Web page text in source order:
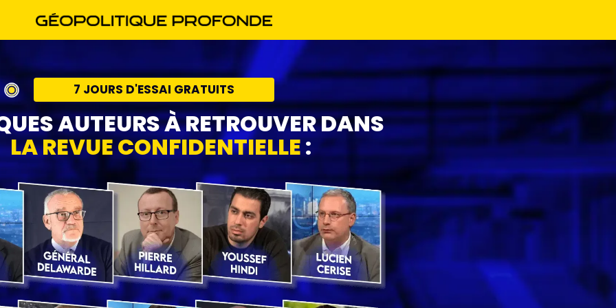
7 JOURS D'ESSAI GRATUITS
AUTEURS À RETROUVER DANS
LA REVUE CONFIDENTIELLE: